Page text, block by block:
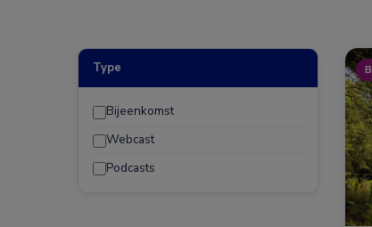
Type
Bijeenkomst
Webcast
Podcasts